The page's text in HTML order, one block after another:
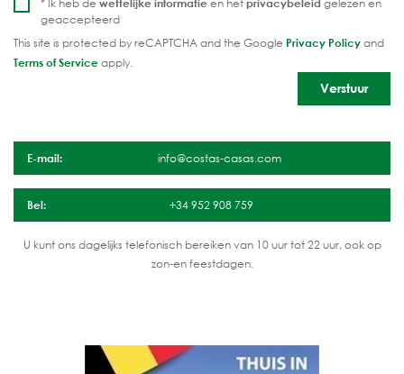
* Ik heb de wettelijke informatie en hetprivacybeleid gelezen en
geaccepteerd
This site is protected by reCAPTCHA and the Google Privacy Policyand
Terms of Serviceapply.
E-mail: info@costas-casas.com
Bel: +34 952 908 759
U kunt ons dagelijks telefonisch bereiken van 10 uur tot 22 uur, ook op
zon-en feestdagen.